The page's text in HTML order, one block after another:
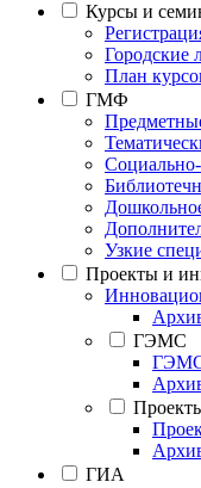
Курсы и
Городские
План
ГМФ
Социально-
Узкие
Проекты и
ГЭМС
ГИА